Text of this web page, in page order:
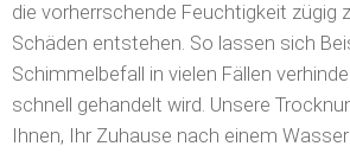
die vorherrschende Feuchtigkeit zügig
Schäden entstehen. So lassen sich
Schimmelbefall in vielen Fällen
schnell gehandelt wird. Unsere
Ihnen, Ihr Zuhause nach einem